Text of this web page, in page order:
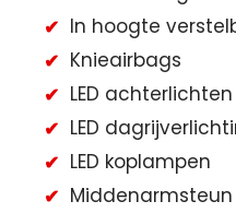
In hoogte
Knieairbags
LED achterlichten
LED
LED koplampen